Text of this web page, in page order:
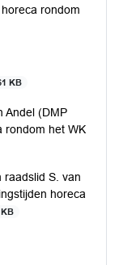
rondom
KB
Andel (DMP
rondom het WK
raadslid S. van
horeca
KB